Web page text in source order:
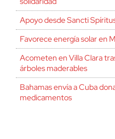
Apoyo desde Sancti
Favorece energía solar en
Acometen en Villa Clara
árboles maderables
Bahamas envía a Cuba
medicamentos